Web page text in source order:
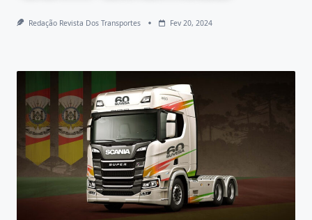
Redação Revista Dos Transportes Fev 20, 2024